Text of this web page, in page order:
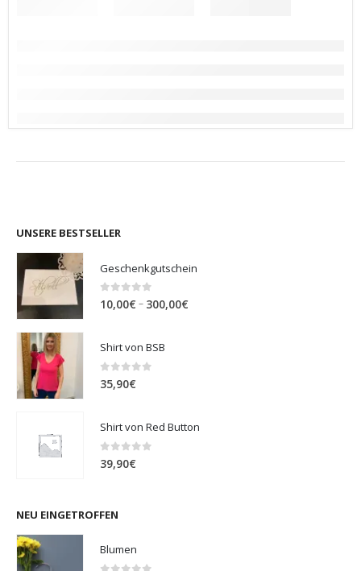
UNSERE BESTSELLER
Geschenkgutschein
0out of 5
10,00€ – 300,00€
Shirt von BSB
0out of 5
35,90€
Shirt von Red Button
0 out of 5
39,90€
NEU EINGETROFFEN
Blumen